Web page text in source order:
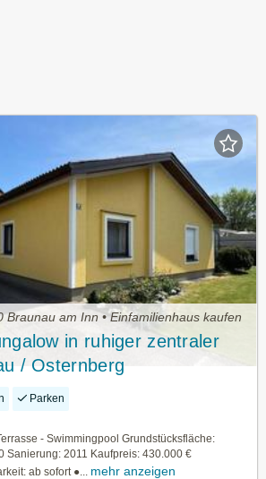
Braunau am Inn • Einfamilienhaus kaufen
in ruhiger zentraler
/ Osternberg
Parken
- Swimmingpool Grundstücksfläche:
Sanierung: 2011 Kaufpreis: 430.000 €
ab sofort ●... mehr anzeigen